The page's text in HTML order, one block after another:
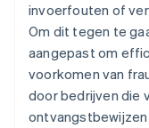
invoerfouten of
Om dit tegen te
aangepast om
voorkomen van
door bedrijven die